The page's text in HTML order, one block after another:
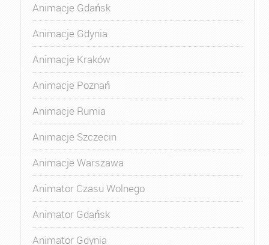
Animacje Gdańsk
Animacje Gdynia
Animacje Kraków
Animacje Poznań
Animacje Rumia
Animacje Szczecin
Animacje Warszawa
Animator Czasu Wolnego
Animator Gdańsk
Animator Gdynia